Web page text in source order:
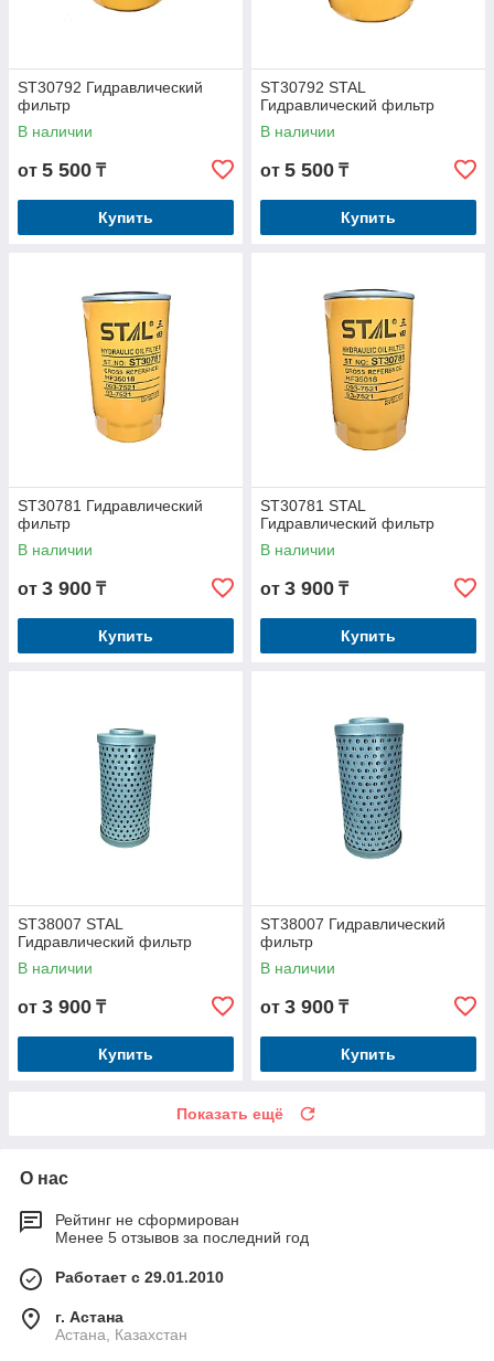
ST30792 Гидравлический
фильтр
В наличии
от 5 500 ₸
Купить
ST30792 STAL
Гидравлический фильтр
В наличии
от 5 500 ₸
Купить
ST30781 Гидравлический
фильтр
В наличии
от 3 900 ₸
Купить
ST30781 STAL
Гидравлический фильтр
В наличии
от 3 900 ₸
Купить
ST38007 STAL
Гидравлический фильтр
В наличии
от 3 900 ₸
Купить
ST38007 Гидравлический
фильтр
В наличии
от 3 900 ₸
Купить
Показать ещё
О нас
Рейтинг не сформирован
Менее 5 отзывов за последний год
Работает с 29.01.2010
г. Астана
Астана, Казахстан